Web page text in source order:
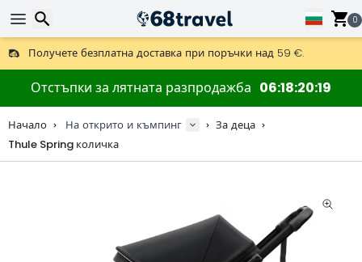
0
Получете безплатна доставка при поръчки над 59 €.
Предлага се и DHL Express за една нощ.
30 дни за връщане, 90 дни за дървени карти и декорации.
Най-добрите цени за outdoor екипировка и аксесоари.
Отстъпки за лятната разпродажба 06 18 20 18
Начало На открито и къмпинг
За деца
Thule Spring количка
Търсене